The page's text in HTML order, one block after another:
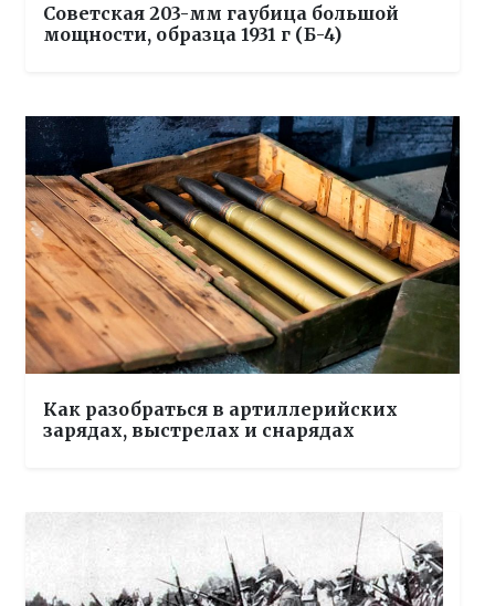
Советская 203-мм гаубица большой
мощности, образца 1931 г (Б-4)
Как разобраться в артиллерийских
зарядах, выстрелах и снарядах